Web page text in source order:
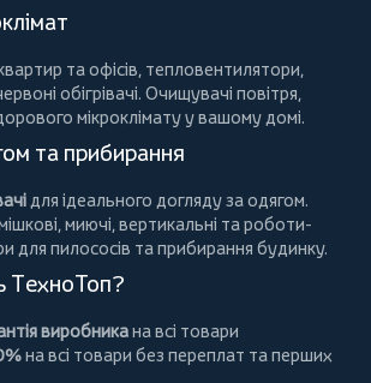
та офісів, тепловентилятори,
обігрівачі. Очищувачі повітря,
мікроклімату у вашому домі.
та прибирання
для ідеального догляду за одягом.
,миючі,вертикальні тароботи-
для пилососів та прибирання будинку.
ТехноТоп?
виробникана всі товари
на всі товари без переплат та перших